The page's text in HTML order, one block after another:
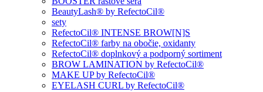
BeautyLash® by RefectoCil®
sety
RefectoCil® INTENSE BROW[N]S
RefectoCil® farby na obočie, oxidanty
RefectoCil® doplnkový a podporný sortiment
BROW LAMINATION by RefectoCil®
MAKE UP by RefectoCil®
EYELASH CURL by RefectoCil®